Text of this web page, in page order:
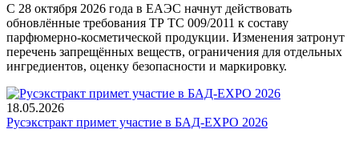
С 28 октября 2026 года в ЕАЭС начнут действовать
обновлённые требования ТР ТС 009/2011 к составу
парфюмерно-косметической продукции. Изменения затронут
перечень запрещённых веществ, ограничения для отдельных
ингредиентов, оценку безопасности и маркировку.
18.05.2026
Русэкстракт примет участие в БАД-EXPO 2026